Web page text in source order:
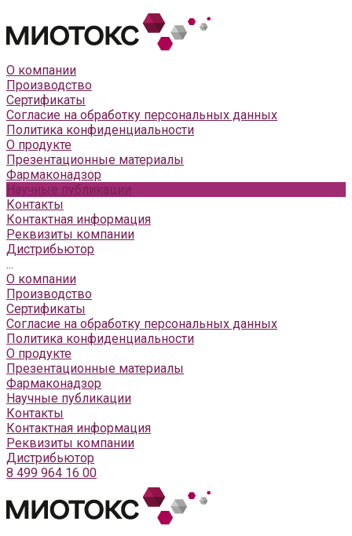
О компании
Производство
Сертификаты
Согласие на обработку персональных данных
Политика конфиденциальности
О продукте
Презентационные материалы
Фармаконадзор
Научные публикации
Контакты
Контактная информация
Реквизиты компании
Дистрибьютор
...
О компании
Производство
Сертификаты
Согласие на обработку персональных данных
Политика конфиденциальности
О продукте
Презентационные материалы
Фармаконадзор
Научные публикации
Контакты
Контактная информация
Реквизиты компании
Дистрибьютор
8 499 964 16 00